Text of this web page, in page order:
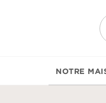
NOTRE